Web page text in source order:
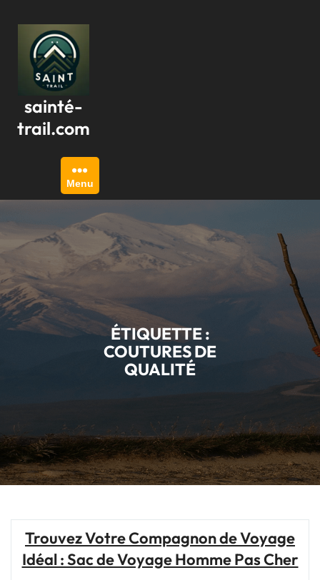
contenu
sainté-
trail.com
Menu
ÉTIQUETTE :
COUTURES DE
QUALITÉ
Trouvez Votre Compagnon de Voyage
Idéal : Sac de Voyage Homme Pas Cher